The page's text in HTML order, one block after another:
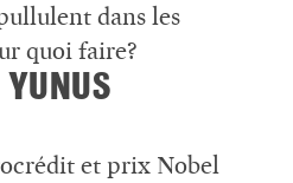
dans les
quoi faire?
et prix Nobel